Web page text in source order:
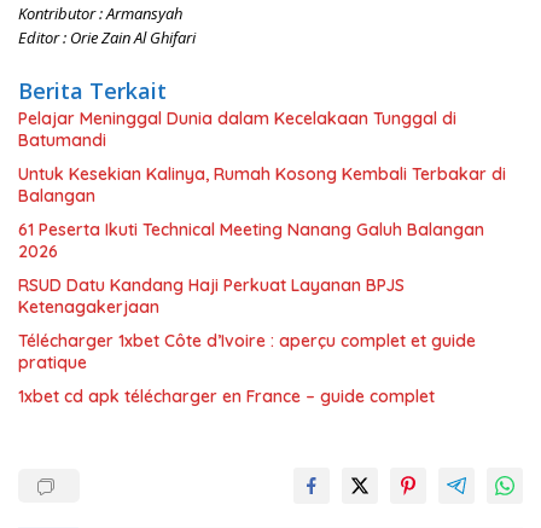
Kontributor : Armansyah
Editor : Orie Zain Al Ghifari
Berita Terkait
Pelajar Meninggal Dunia dalam Kecelakaan Tunggal di
Batumandi
Untuk Kesekian Kalinya, Rumah Kosong Kembali Terbakar di
Balangan
61 Peserta Ikuti Technical Meeting Nanang Galuh Balangan
2026
RSUD Datu Kandang Haji Perkuat Layanan BPJS
Ketenagakerjaan
Télécharger 1xbet Côte d’Ivoire : aperçu complet et guide
pratique
1xbet cd apk télécharger en France – guide complet